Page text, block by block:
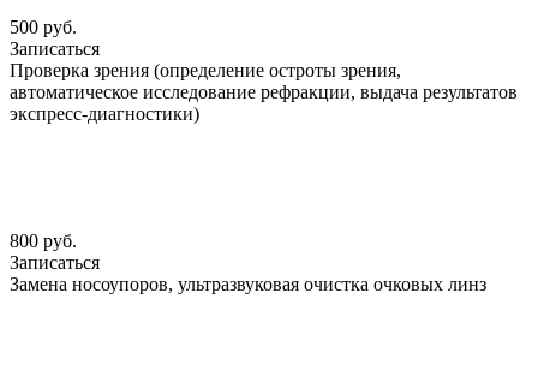
500 руб.
Записаться
Проверка зрения (определение остроты зрения,
автоматическое исследование рефракции, выдача результатов
экспресс-диагностики)
800 руб.
Записаться
Замена носоупоров, ультразвуковая очистка очковых линз